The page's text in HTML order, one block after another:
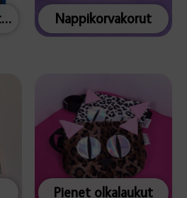
Muut sisustustuotteet Nappikorvakorut
Pienet olkalaukut